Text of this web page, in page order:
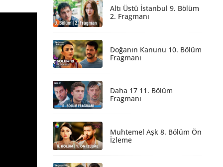
Altı Üstü İstanbul 9. Bölüm
2. Fragmanı
Doğanın Kanunu 10. Bölüm
Fragmanı
Daha 17 11. Bölüm
Fragmanı
Muhtemel Aşk 8. Bölüm Ön
İzleme